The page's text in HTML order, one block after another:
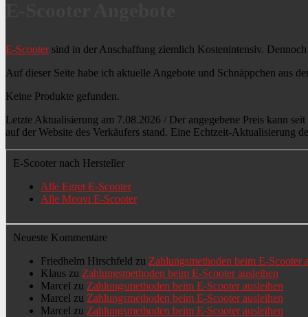
E-Scootersind in der Anschaffung ziemlich Kostenintensiv.
Auf dieser Seite habe ich aktuelle Angebote und Schnäppchen aus
Keine Produkte gefunden.
Letzte Aktualisierung am 7.08.2026 / Der angegebene Preis kann
auf der Website des Verkäufers stand. Eine Echtzeit-
E-Scooter nach Hersteller
Alle Egret E-Scooter
Alle Moovi E-Scooter
Neueste Kommentare
Friedhelm Hirschfeld zu Zahlungsmethoden beim E-Scooter
Klaus zu Zahlungsmethoden beim E-Scooter ausleihen
Marcel zu Zahlungsmethoden beim E-Scooter ausleihen
Marcel zu Zahlungsmethoden beim E-Scooter ausleihen
Marcel zu Zahlungsmethoden beim E-Scooter ausleihen